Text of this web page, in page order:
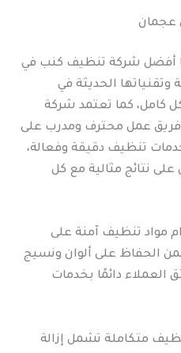
عجمان
أفضل شركة تنظيف كنب في
الحديثة في
كامل، كما تعتمد شركة
عمل محترف ومدرب على
تنظيف دقيقة وفعالة،
نتائج مثالية مع كل
مواد تنظيف آمنة على
الحفاظ على ألوان ونسيج
العملاء دائمًا بخدمات
متكاملة تشمل إزالة